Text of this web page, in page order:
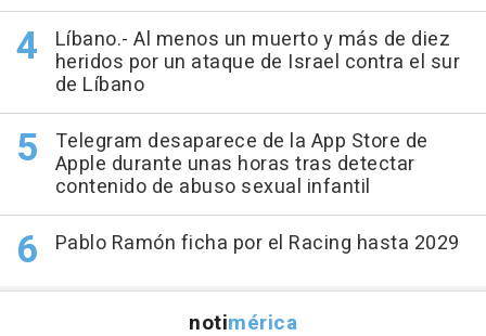
Líbano.- Al menos un muerto y más de diez
heridos por un ataque de Israel contra el sur
de Líbano
Telegram desaparece de la App Store de
Apple durante unas horas tras detectar
contenido de abuso sexual infantil
Pablo Ramón ficha por el Racing hasta 2029
notimérica